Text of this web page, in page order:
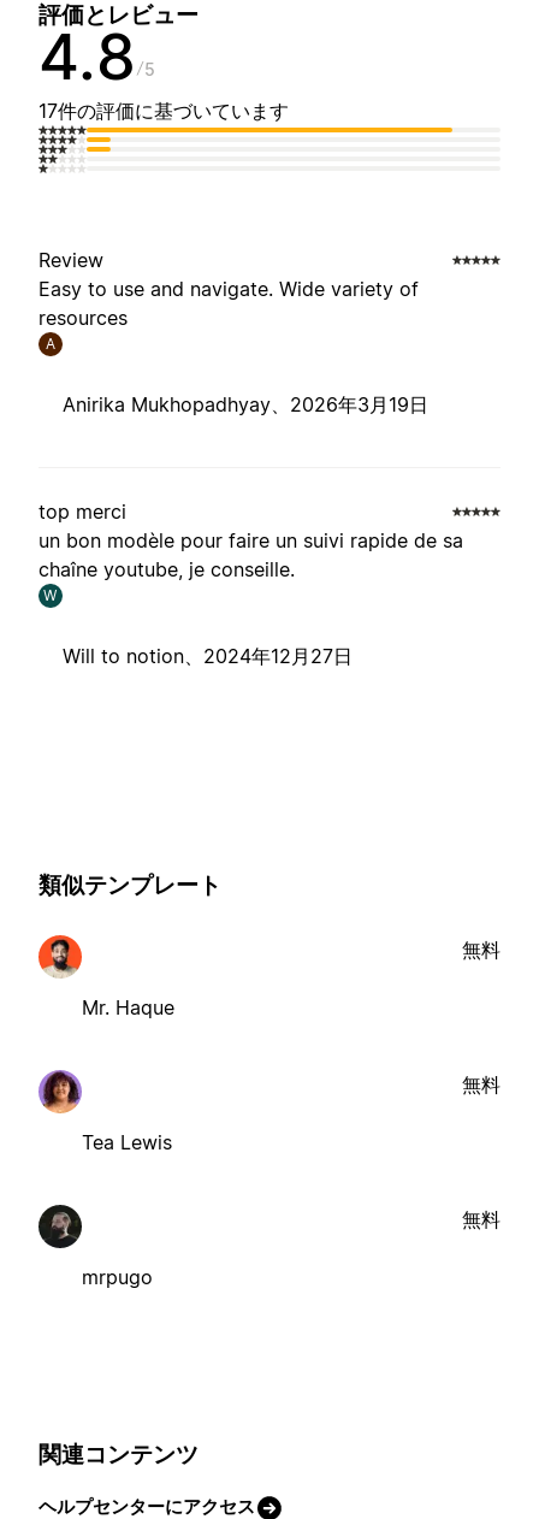
評価とレビュー
4.8 5
17件の評価に基づいています
Review
Easy to use and navigate. Wide variety of
resources
A
Anirika Mukhopadhyay、 2026年3月19日
top merci
un bon modèle pour faire un suivi rapide de sa
chaîne youtube, je conseille.
W
Will to notion、 2024年12月27日
類似テンプレート
Mr. Haque
無料
Tea Lewis
無料
mrpugo
無料
関連コンテンツ
ヘルプセンターにアクセス